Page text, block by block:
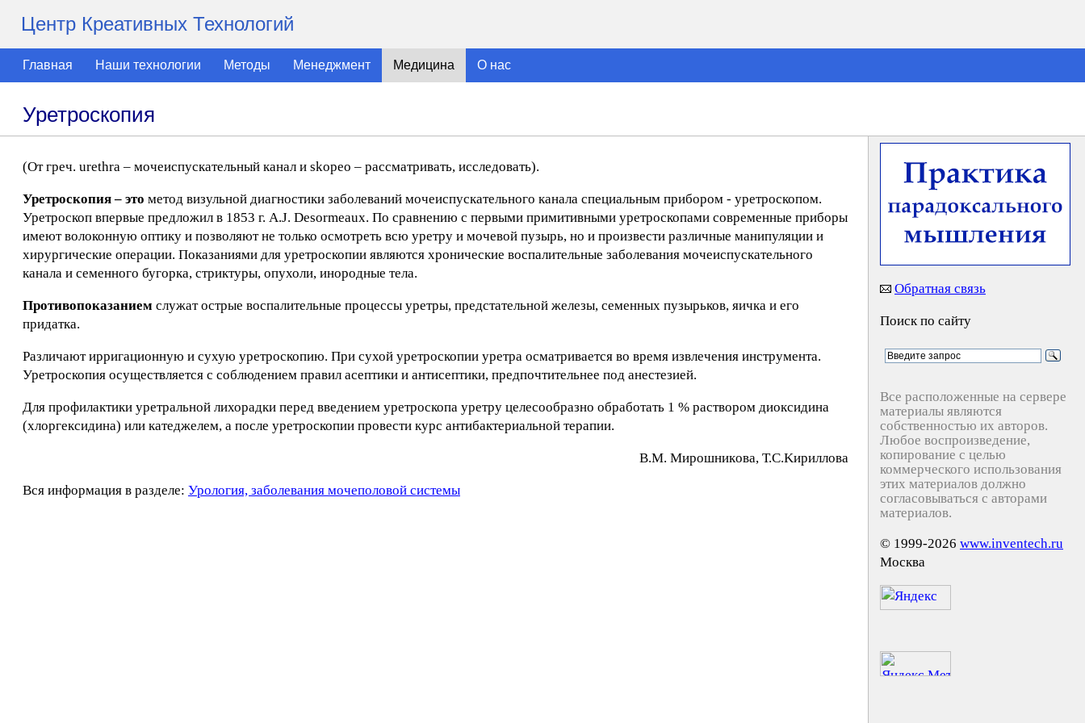
Центр Креативных Технологий
Главная Наши технологии Методы Менеджмент Медицина О нас
Уретроскопия
(От греч. urethra – мочеиспускательный канал и skoрео – рассматривать, исследовать).
Уретроскопия – это метод визульной диагностики заболеваний мочеиспускательного канала специальным прибором - уретроскопом.
Уретроскоп впервые предложил в 1853 г. A.J. Desormeaux. По сравнению с первыми примитивными уретроскопами современные приборы
имеют волоконную оптику и позволяют не только осмотреть всю уретру и мочевой пузырь, но и произвести различные манипуляции и
хирургические операции. Показаниями для уретроскопии являются хронические воспалительные заболевания мочеиспускательного
канала и семенного бугорка, стриктуры, опухоли, инородные тела.
Противопоказанием служат острые воспалительные процессы уретры, предстательной железы, семенных пузырьков, яичка и его
придатка.
Различают ирригационную и сухую уретроскопию. При сухой уретроскопии уретра осматривается во время извлечения инструмента.
Уретроскопия осуществляется с соблюдением правил асептики и антисептики, предпочтительнее под анестезией.
Для профилактики уретральной лихорадки перед введением уретроскопа уретру целесообразно обработать 1 % раствором диоксидина
(хлоргексидина) или катеджелем, а после уретроскопии провести курс антибактериальной терапии.
В.М. Mиpoшникoвa, Т.С.Kиpиллoвa
Вся информация в разделе: Урология, заболевания мочеполовой системы
Обратная связь
Поиск по сайту
Все расположенные на сервере
материалы являются
собственностью их авторов.
Любое воспроизведение,
копирование с целью
коммерческого использования
этих материалов должно
согласовываться с авторами
материалов.
© 1999-2026 www.inventech.ru
Москва